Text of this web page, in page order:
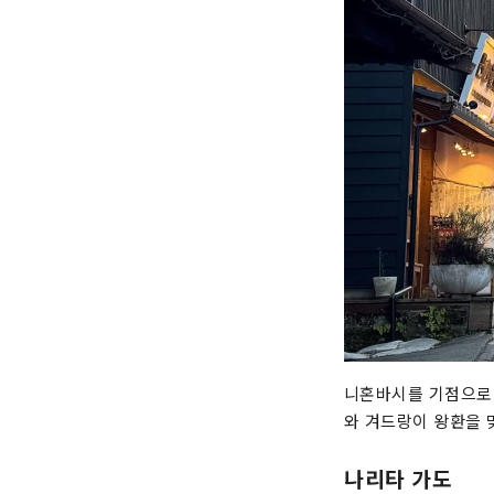
니혼바시를 기점으
와 겨드랑이 왕환을
나리타 가도